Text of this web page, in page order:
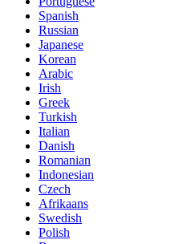
Spanish
Russian
Japanese
Korean
Arabic
Irish
Greek
Turkish
Italian
Danish
Romanian
Indonesian
Czech
Afrikaans
Swedish
Polish